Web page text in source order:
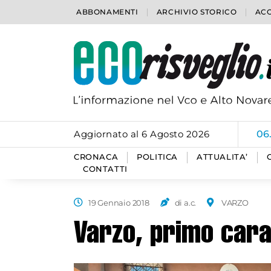
ABBONAMENTI ARCHIVIO STORICO
Aggiornato al 6 Agosto 2026
CRONACA POLITICA ATTUALITA’
CONTATTI
19 Gennaio 2018 di a.c. VARZO
Varzo, primo